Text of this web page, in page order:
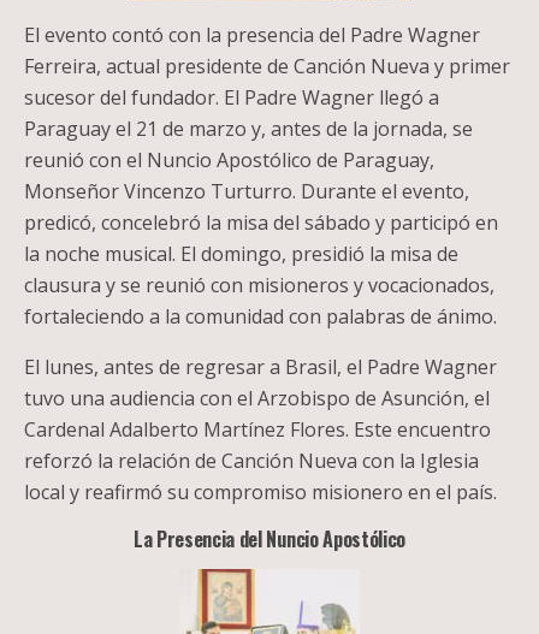
El evento contó con la presencia del Padre Wagner
Ferreira, actual presidente de Canción Nueva y primer
sucesor del fundador. El Padre Wagner llegó a
Paraguay el 21 de marzo y, antes de la jornada, se
reunió con el Nuncio Apostólico de Paraguay,
Monseñor Vincenzo Turturro. Durante el evento,
predicó, concelebró la misa del sábado y participó en
la noche musical. El domingo, presidió la misa de
clausura y se reunió con misioneros y vocacionados,
fortaleciendo a la comunidad con palabras de ánimo.
El lunes, antes de regresar a Brasil, el Padre Wagner
tuvo una audiencia con el Arzobispo de Asunción, el
Cardenal Adalberto Martínez Flores. Este encuentro
reforzó la relación de Canción Nueva con la Iglesia
local y reafirmó su compromiso misionero en el país.
La Presencia del Nuncio Apostólico